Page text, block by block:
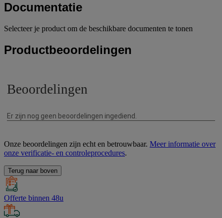
Documentatie
Selecteer je product om de beschikbare documenten te tonen
Productbeoordelingen
Onze beoordelingen zijn echt en betrouwbaar. Meer informatie over
onze verificatie- en controleprocedures.
Terug naar boven
Offerte binnen 48u